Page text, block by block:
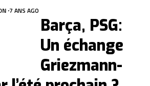
7 ANS AGO
Barça, PSG:
Un échange
Griezmann-